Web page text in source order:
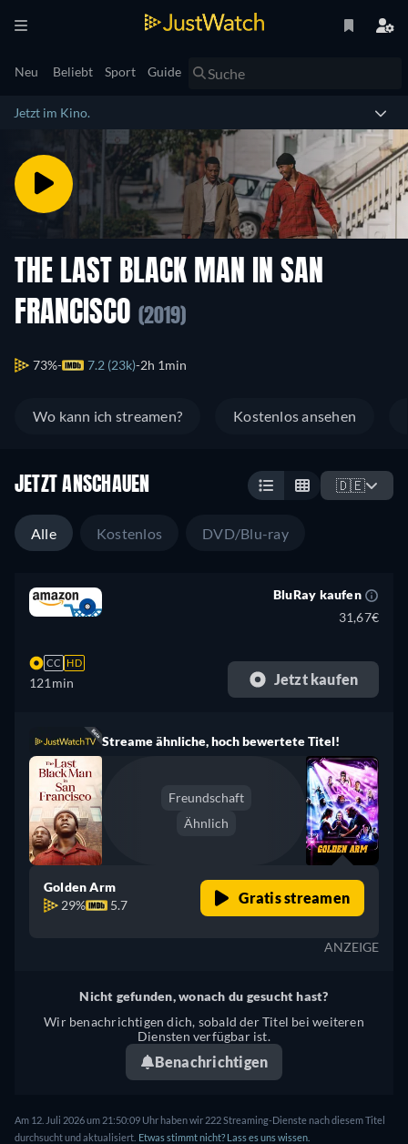
Neu Beliebt Sport Guide
Jetzt im Kino.
THE LAST BLACK MAN IN SAN
FRANCISCO (2019)
73% 7.2 (23k) 2h 1min
Wo kann ich streamen? Kostenlos ansehen
JETZT ANSCHAUEN 🇩🇪
Alle Kostenlos DVD/Blu-ray
CC HD
121min
BluRay kaufen
31,67€
Jetzt kaufen
Streame ähnliche, hoch bewertete Titel!
Freundschaft
Ähnlich
Golden Arm
29%
5.7 Gratis streamen
ANZEIGE
Nicht gefunden, wonach du gesucht hast?
Wir benachrichtigen dich, sobald der Titel bei weiteren
Diensten verfügbar ist.
Benachrichtigen
Am 12. Juli 2026 um 21:50:09 Uhr haben wir 222 Streaming-Dienste nach diesem Titel
durchsucht und aktualisiert. Etwas stimmt nicht? Lass es uns wissen.